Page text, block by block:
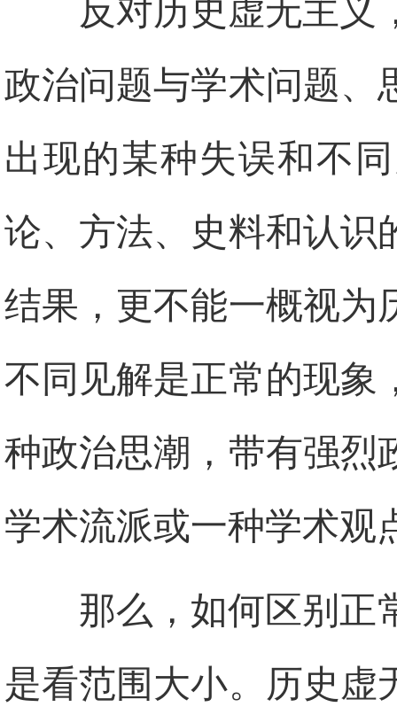
反对历史虚无主义
政治问题与学术问题、
出现的某种失误和不
论、方法、史料和认识
结果，更不能一概视为
不同见解是正常的现象
种政治思潮，带有强烈
学术流派或一种学术观
那么，如何区别正
是看范围大小。历史虚